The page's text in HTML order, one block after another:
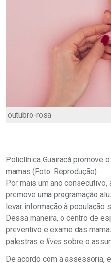
outubro-rosa
Policlínica Guairacá promove
mamas (Foto: Reprodução)
Por mais um ano consecutivo,
promove uma programação
levar informação à população
Dessa maneira, o centro de
preventivo e exame das
palestras e lives sobre o
De acordo com a assessoria,